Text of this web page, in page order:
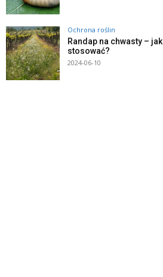
Ochrona roślin
Randap na chwasty – jak
stosować?
2024-06-10